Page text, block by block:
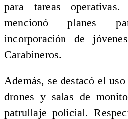
para tareas operativas.
mencionó planes
incorporación de
Carabineros.
Además, se destacó el
drones y salas de
patrullaje policial.